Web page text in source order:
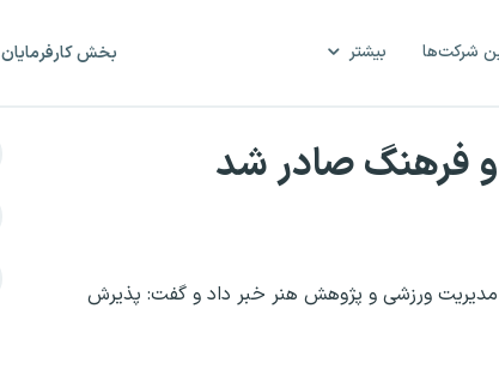
شرکت‌ها بیشتر بخش کارفرمایان
و فرهنگ صادر شد
ورزشی و پژوهش هنر خبر داد و گفت: پذیرش